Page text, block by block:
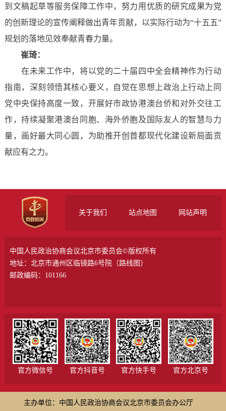
到文稿起草等服务保障工作中，努力用优质的研究成果为党
的创新理论的宣传阐释做出青年贡献，以实际行动为“十五五”
规划的落地见效奉献青春力量。
崔琦：
在未来工作中，将以党的二十届四中全会精神作为行动
指南，深刻领悟其核心要义，自觉在思想上政治上行动上同
党中央保持高度一致，开展好市政协港澳台侨和对外交往工
作，持续凝聚港澳台同胞、海外侨胞及国际友人的智慧与力
量，画好最大同心圆，为助推开创首都现代化建设新局面贡
献应有之力。
关于我们 站点地图 网站声明
中国人民政治协商会议北京市委员会©版权所有
地址：北京市通州区临镜路6号院（路线图 ）
邮政编码：101166
官方微信号 官方抖音号 官方快手号 官方北京号
主办单位：中国人民政治协商会议北京市委员会办公厅